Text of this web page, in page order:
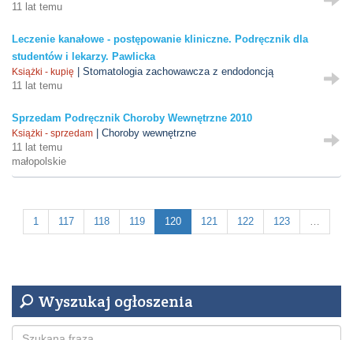
11 lat temu
Leczenie kanałowe - postępowanie kliniczne. Podręcznik dla
studentów i lekarzy. Pawlicka
Książki - kupię
| Stomatologia zachowawcza z endodoncją
11 lat temu
Sprzedam Podręcznik Choroby Wewnętrzne 2010
Książki - sprzedam | Choroby wewnętrzne
11 lat temu
małopolskie
1 117 118 119 120 121 122 123 …
Wyszukaj ogłoszenia